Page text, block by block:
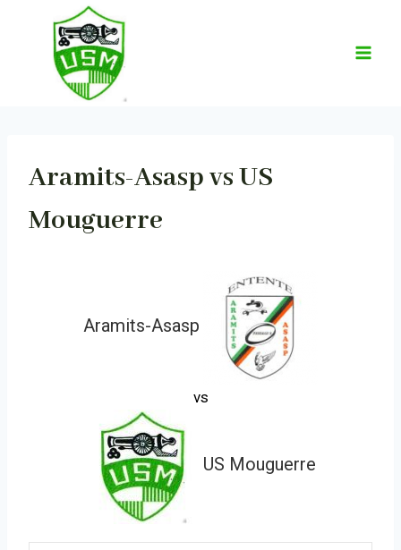
Aramits-Asasp vs US
Mouguerre
Aramits-Asasp
vs
US Mouguerre